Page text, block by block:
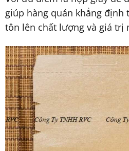
giúp hàng quán khẳng định
tôn lên chất lượng và giá trị